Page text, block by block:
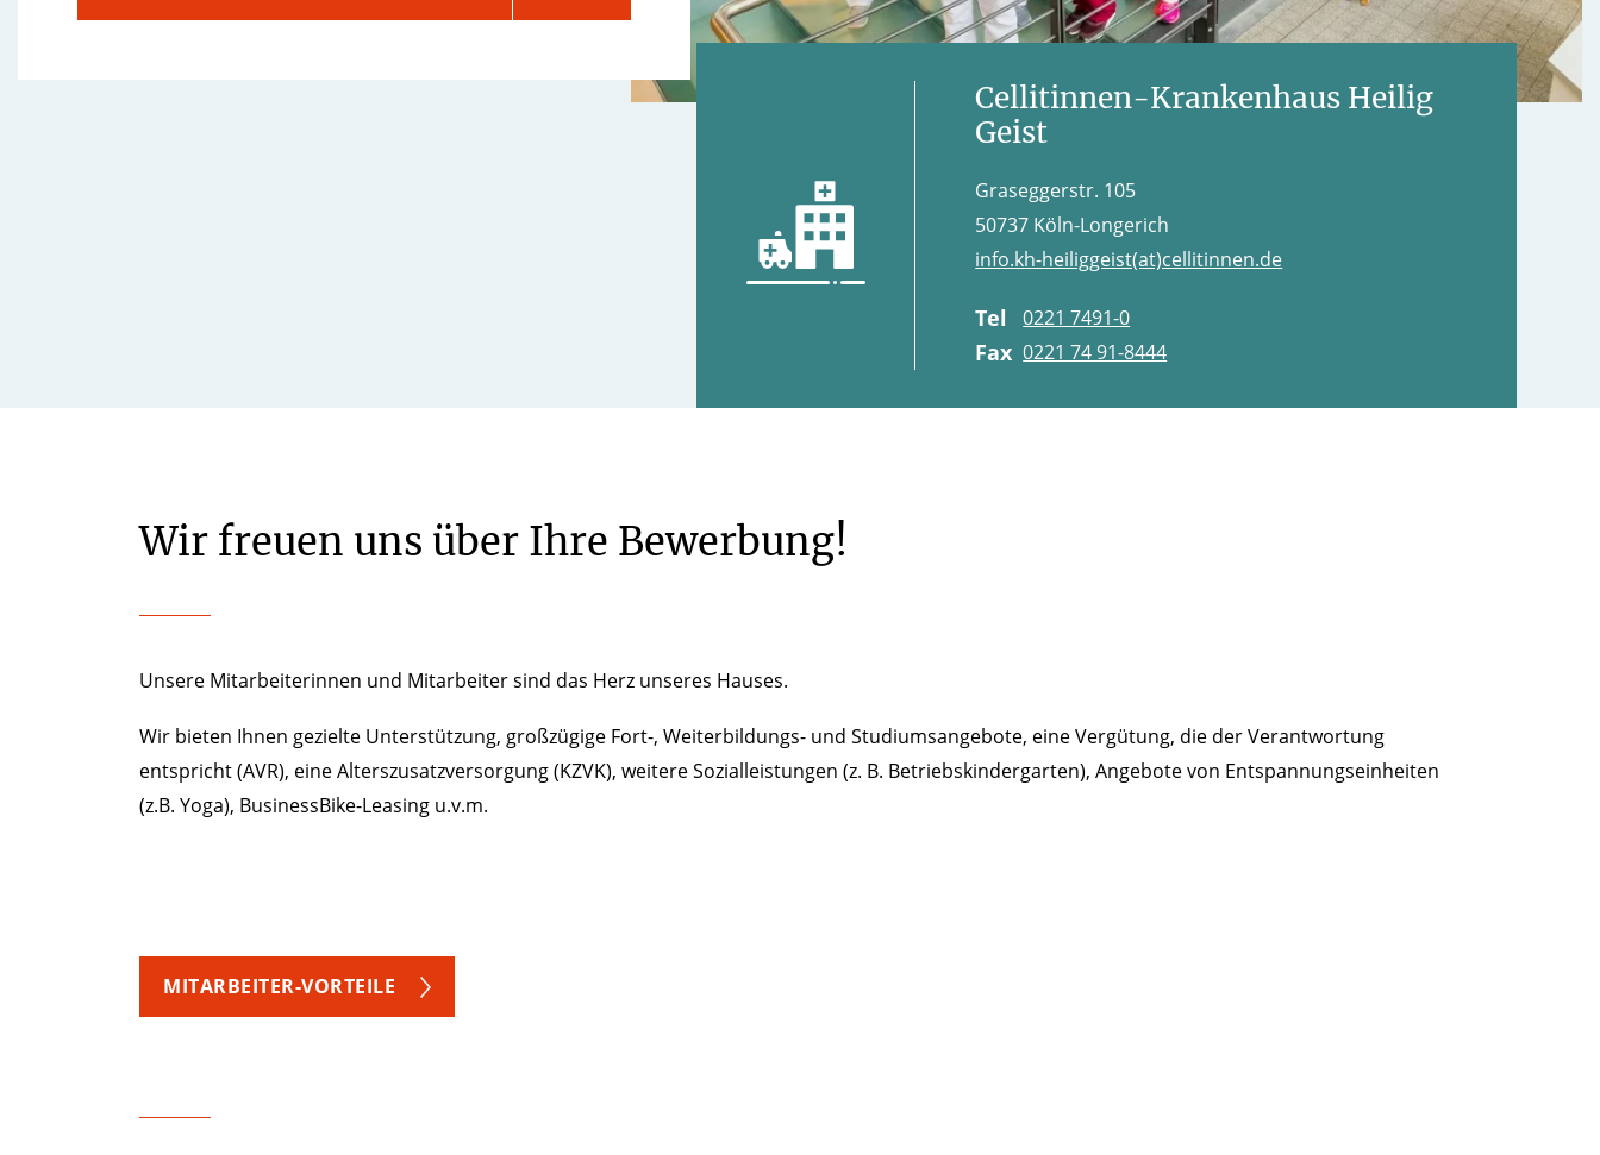
Cellitinnen-Krankenhaus Heilig
Geist
Graseggerstr. 105
50737 Köln-Longerich
info.kh-heiliggeist(at)cellitinnen.de
Tel 0221 7491-0
Fax 0221 74 91-8444
Wir freuen uns über Ihre Bewerbung!
Unsere Mitarbeiterinnen und Mitarbeiter sind das Herz unseres Hauses.
Wir bieten Ihnen gezielte Unterstützung, großzügige Fort-, Weiterbildungs- und Studiumsangebote, eine Vergütung, die der Verantwortung
entspricht (AVR), eine Alterszusatzversorgung (KZVK), weitere Sozialleistungen (z. B. Betriebskindergarten), Angebote von Entspannungseinheiten
(z.B. Yoga), BusinessBike-Leasing u.v.m.
MITARBEITER-VORTEILE